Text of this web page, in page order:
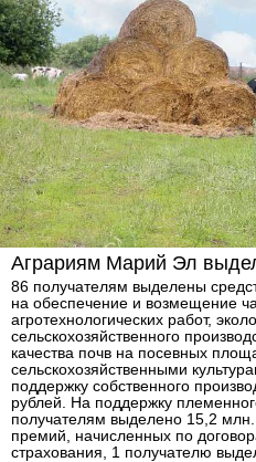
Аграриям Марий Эл
86 получателям выделены
на обеспечение и возмещение
агротехнологических работ,
сельскохозяйственного
качества почв на посевных
сельскохозяйственными
поддержку собственного
рублей. На поддержку
получателям выделено 15,2
премий, начисленных по
страхования, 1 получателю